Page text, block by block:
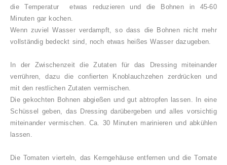
die Temperatur etwas reduzieren und die Bohnen in 45-60
Minuten gar kochen.
Wenn zuviel Wasser verdampft, so dass die Bohnen nicht mehr
vollständig bedeckt sind, noch etwas heißes Wasser dazugeben.
In der Zwischenzeit die Zutaten für das Dressing miteinander
verrühren, dazu die confierten Knoblauchzehen zerdrücken und
mit den restlichen Zutaten vermischen.
Die gekochten Bohnen abgießen und gut abtropfen lassen. In eine
Schüssel geben, das Dressing darübergeben und alles vorsichtig
miteinander vermischen. Ca. 30 Minuten marinieren und abkühlen
lassen.
Die Tomaten vierteln, das Kerngehäuse entfernen und die Tomate